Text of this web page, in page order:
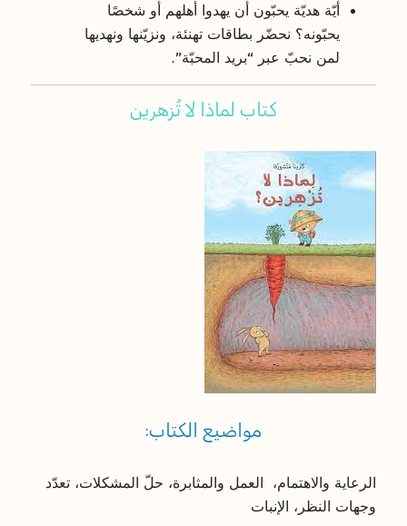
أيّة هديّة يحبّون أن يهدوا أهلهم أو شخصًا
يحبّونه؟ نحضّر بطاقات تهنئة، ونزيّنها ونهديها
لمن نحبّ عبر “بريد المحبّة”.
كتاب لماذا لاتُزهرين
مواضيع الكتاب:
الرعاية والاهتمام، العمل والمثابرة، حلّ المشكلات، تعدّد
وجهات النظر، الإنبات